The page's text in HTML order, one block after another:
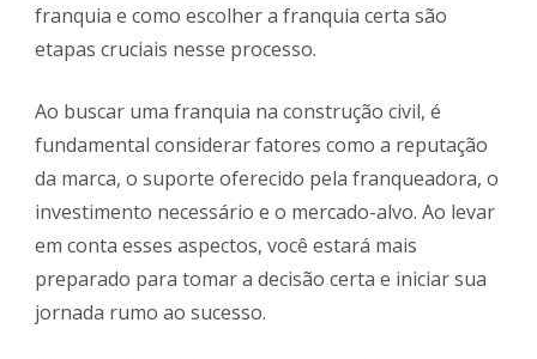
franquia e como escolher a franquia certa são
etapas cruciais nesse processo.
Ao buscar uma franquia na construção civil, é
fundamental considerar fatores como a reputação
da marca, o suporte oferecido pela franqueadora, o
investimento necessário e o mercado-alvo. Ao levar
em conta esses aspectos, você estará mais
preparado para tomar a decisão certa e iniciar sua
jornada rumo ao sucesso.